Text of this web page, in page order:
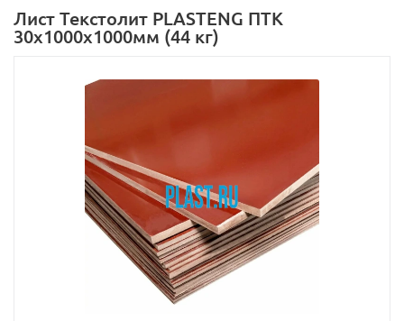
Лист Текстолит PLASTENG ПТК
30х1000х1000мм (44 кг)